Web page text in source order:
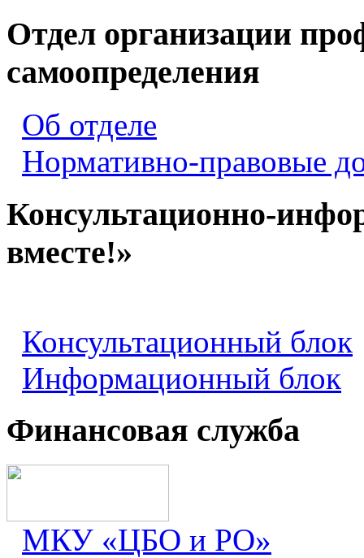
Отдел организации
самоопределения
Об отделе
Нормативно-правовые
Консультационно-
вместе!»
Консультационный блок
Информационный блок
Финансовая служба
МКУ «ЦБО и РО»